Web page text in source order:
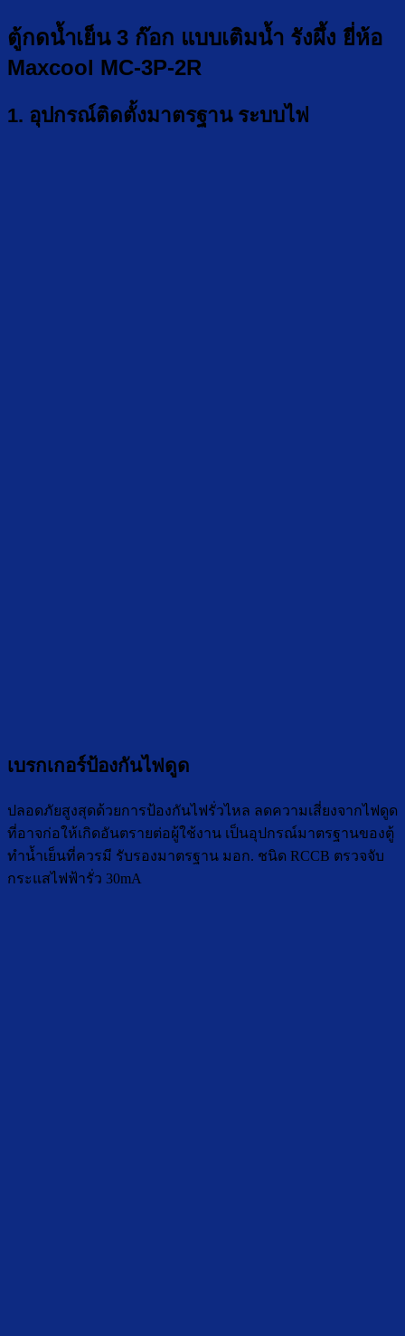
ตู้กดน้ำเย็น 3 ก๊อก แบบเติมน้ำ รังผึ้ง ยี่ห้อ
Maxcool MC-3P-2R
1. อุปกรณ์ติดตั้งมาตรฐาน ระบบไฟ
เบรกเกอร์ป้องกันไฟดูด
ปลอดภัยสูงสุดด้วยการป้องกันไฟรั่วไหล ลดความเสี่ยงจากไฟดูด
ที่อาจก่อให้เกิดอันตรายต่อผู้ใช้งาน เป็นอุปกรณ์มาตรฐานของตู้
ทำน้ำเย็นที่ควรมี รับรองมาตรฐาน มอก. ชนิด RCCB ตรวจจับ
กระแสไฟฟ้ารั่ว 30mA